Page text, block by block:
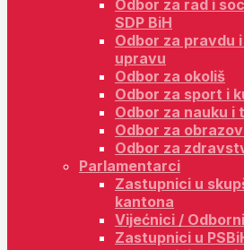
Odbor za rad i
SDP BiH
Odbor za pravdu
upravu
Odbor za okoliš
Odbor za sport i
Odbor za nauku i
Odbor za
Odbor za
Parlamentarci
Zastupnici u
kantona
Vijećnici /
Zastupnici u